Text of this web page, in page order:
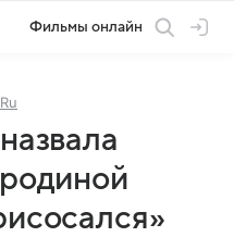
Фильмы онлайн